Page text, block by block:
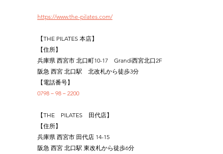
https://www.the-pilates.com/
【THE PILATES 本店】
【住所】
兵庫県 西宮市 北口町10-17　Grandi西宮北口2F
阪急 西宮 北口駅　北改札から徒歩3分
【電話番号】
0798－98－2200
【THE　PILATES　田代店】
【住所】
兵庫県 西宮市 田代店 14-15
阪急 西宮 北口駅 東改札から徒歩6分